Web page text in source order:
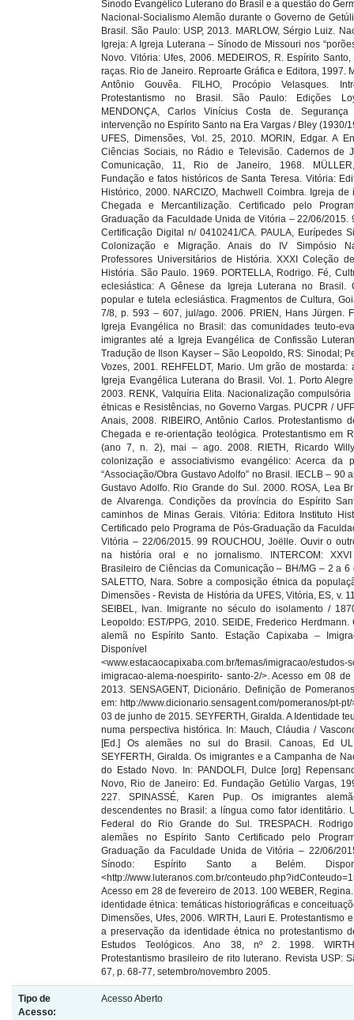
Sínodo Evangélico Luterano do Brasil e a questão do
Nacional-Socialismo Alemão durante o Governo de
Brasil. São Paulo: USP, 2013. MARLOW, Sérgio Luiz.
Igreja: A Igreja Luterana – Sínodo de Missouri nos
Novo. Vitória: Ufes, 2006. MEDEIROS, R. Espírito
raças. Rio de Janeiro. Reproarte Gráfica e Editora, 1997.
Antônio Gouvêa. FILHO, Procópio Velasques.
Protestantismo no Brasil. São Paulo: Edições
MENDONÇA, Carlos Vinícius Costa de.
intervenção no Espírito Santo na Era Vargas / Bley (1930/
UFES, Dimensões, Vol. 25, 2010. MORIN, Edgar. A
Ciências Sociais, no Rádio e Televisão. Cadernos de
Comunicação, 11, Rio de Janeiro, 1968.
Fundação e fatos históricos de Santa Teresa. Vitória:
Histórico, 2000. NARCIZO, Machwell Coimbra. Igreja de
Chegada e Mercantilização. Certificado pelo
Graduação da Faculdade Unida de Vitória – 22/06/2015.
Certificação Digital n/ 0410241/CA. PAULA, Eurípedes
Colonização e Migração. Anais do IV Simpósio
Professores Universitários de História. XXXI Coleção
História. São Paulo. 1969. PORTELLA, Rodrigo. Fé,
eclesiástica: A Gênese da Igreja Luterana no Brasil.
popular e tutela eclesiástica. Fragmentos de Cultura,
7/8, p. 593 – 607, jul/ago. 2006. PRIEN, Hans Jürgen.
Igreja Evangélica no Brasil: das comunidades teuto-
imigrantes até a Igreja Evangélica de Confissão
Tradução de Ilson Kayser – São Leopoldo, RS: Sinodal;
Vozes, 2001. REHFELDT, Mario. Um grão de mostarda:
Igreja Evangélica Luterana do Brasil. Vol. 1. Porto
2003. RENK, Valquíria Elita. Nacionalização
étnicas e Resistências, no Governo Vargas. PUCPR /
Anais, 2008. RIBEIRO, Antônio Carlos. Protestantismo
Chegada e re-orientação teológica. Protestantismo em
(ano 7, n. 2), mai – ago. 2008. RIETH, Ricardo
colonização e associativismo evangélico: Acerca da
“Associação/Obra Gustavo Adolfo” no Brasil. IECLB – 90
Gustavo Adolfo. Rio Grande do Sul. 2000. ROSA, Lea
de Alvarenga. Condições da província do Espírito
caminhos de Minas Gerais. Vitória: Editora Instituto
Certificado pelo Programa de Pós-Graduação da
Vitória – 22/06/2015. 99 ROUCHOU, Joëlle. Ouvir o
na história oral e no jornalismo. INTERCOM: XXVI
Brasileiro de Ciências da Comunicação – BH/MG – 2 a 6
SALETTO, Nara. Sobre a composição étnica da
Dimensões - Revista de História da UFES, Vitória, ES, v.
SEIBEL, Ivan. Imigrante no século do isolamento /
Leopoldo: EST/PPG, 2010. SEIDE, Frederico Herdmann.
alemã no Espírito Santo. Estação Capixaba –
Disponível
<www.estacaocapixaba.com.br/temas/imigracao/estudos-
imigracao-alema-noespirito- santo-2/>. Acesso em 08
2013. SENSAGENT, Dicionário. Definição de
em: http://www.dicionario.sensagent.com/pomeranos/pt-
03 de junho de 2015. SEYFERTH, Giralda. A Identidade
numa perspectiva histórica. In: Mauch, Cláudia /
[Ed.] Os alemães no sul do Brasil. Canoas, Ed
SEYFERTH, Giralda. Os imigrantes e a Campanha de
do Estado Novo. In: PANDOLFI, Dulce [org]
Novo, Rio de Janeiro: Ed. Fundação Getúlio Vargas,
227. SPINASSÉ, Karen Pup. Os imigrantes
descendentes no Brasil: a língua como fator identitário.
Federal do Rio Grande do Sul. TRESPACH.
alemães no Espírito Santo Certificado pelo
Graduação da Faculdade Unida de Vitória – 22/06/
Sínodo: Espírito Santo a Belém.
<http://www.luteranos.com.br/
Acesso em 28 de fevereiro de 2013. 100 WEBER,
identidade étnica: temáticas historiográficas e
Dimensões, Ufes, 2006. WIRTH, Lauri E. Protestantismo
a preservação da identidade étnica no protestantismo
Estudos Teológicos. Ano 38, nº 2. 1998.
Protestantismo brasileiro de rito luterano. Revista USP:
67, p. 68-77, setembro/novembro 2005.
Tipo de
Acesso:
Acesso Aberto